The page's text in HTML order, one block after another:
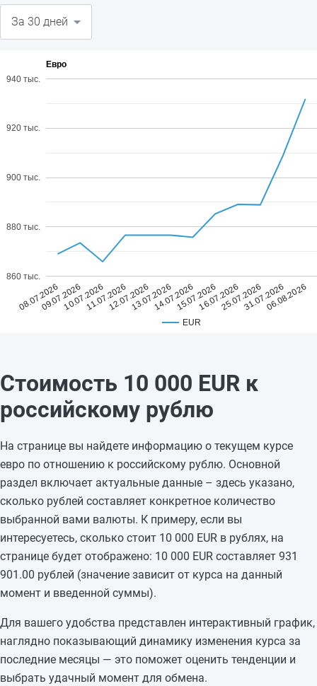
Евро
EUR
08.07.202609.07.202610.07.202611.07.202612.07.202613.07.202614.07.202615.07.202616.07.202625.07.202631.07.202606.08.2026
860 тыс.
880 тыс.
900 тыс.
920 тыс.
940 тыс.
Стоимость 10 000 EUR к
российскому рублю
На странице вы найдете информацию о текущем курсе
евро по отношению к российскому рублю. Основной
раздел включает актуальные данные – здесь указано,
сколько рублей составляет конкретное количество
выбранной вами валюты. К примеру, если вы
интересуетесь, сколько стоит 10 000 EUR в рублях, на
странице будет отображено: 10 000 EUR составляет 931
901.00 рублей (значение зависит от курса на данный
момент и введенной суммы).
Для вашего удобства представлен интерактивный график,
наглядно показывающий динамику изменения курса за
последние месяцы — это поможет оценить тенденции и
выбрать удачный момент для обмена.